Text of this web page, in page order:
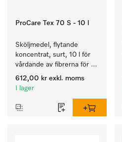
ProCare Tex 70 S - 10 l
Sköljmedel, flytande
koncentrat, surt, 10 l för
vårdande av fibrerna för
en långvarig smidighet
hos textilierna.
612,00 kr exkl. moms
I lager